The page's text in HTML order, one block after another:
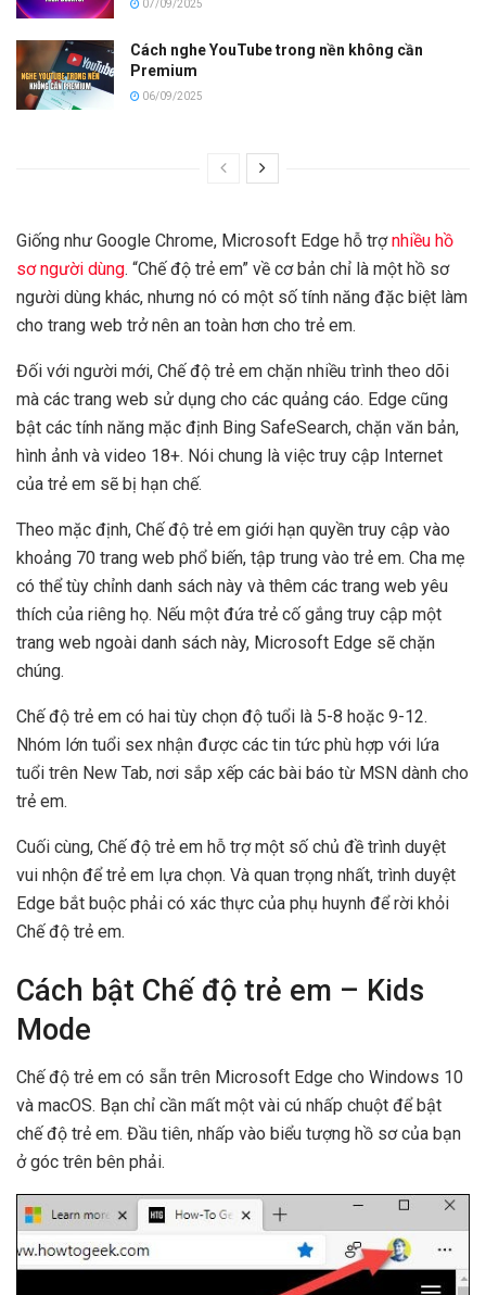
07/09/2025
Cách nghe YouTube trong nền không cần
Premium
06/09/2025
Giống như Google Chrome, Microsoft Edge hỗ trợnhiều hồ
sơ người dùng. “Chế độ trẻ em” về cơ bản chỉ là một hồ sơ
người dùng khác, nhưng nó có một số tính năng đặc biệt làm
cho trang web trở nên an toàn hơn cho trẻ em.
Đối với người mới, Chế độ trẻ em chặn nhiều trình theo dõi
mà các trang web sử dụng cho các quảng cáo. Edge cũng
bật các tính năng mặc định Bing SafeSearch, chặn văn bản,
hình ảnh và video 18+. Nói chung là việc truy cập Internet
của trẻ em sẽ bị hạn chế.
Theo mặc định, Chế độ trẻ em giới hạn quyền truy cập vào
khoảng 70 trang web phổ biến, tập trung vào trẻ em. Cha mẹ
có thể tùy chỉnh danh sách này và thêm các trang web yêu
thích của riêng họ. Nếu một đứa trẻ cố gắng truy cập một
trang web ngoài danh sách này, Microsoft Edge sẽ chặn
chúng.
Chế độ trẻ em có hai tùy chọn độ tuổi là 5-8 hoặc 9-12.
Nhóm lớn tuổi sex nhận được các tin tức phù hợp với lứa
tuổi trên New Tab, nơi sắp xếp các bài báo từ MSN dành cho
trẻ em.
Cuối cùng, Chế độ trẻ em hỗ trợ một số chủ đề trình duyệt
vui nhộn để trẻ em lựa chọn. Và quan trọng nhất, trình duyệt
Edge bắt buộc phải có xác thực của phụ huynh để rời khỏi
Chế độ trẻ em.
Cách bật Chế độ trẻ em – Kids
Mode
Chế độ trẻ em có sẵn trên Microsoft Edge cho Windows 10
và macOS. Bạn chỉ cần mất một vài cú nhấp chuột để bật
chế độ trẻ em. Đầu tiên, nhấp vào biểu tượng hồ sơ của bạn
ở góc trên bên phải.